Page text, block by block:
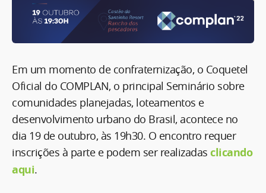
Em um momento de confraternização, o Coquetel
Oficial do COMPLAN, o principal Seminário sobre
comunidades planejadas, loteamentos e
desenvolvimento urbano do Brasil, acontece no
dia 19 de outubro, às 19h30. O encontro requer
inscrições à parte e podem ser realizadas clicando
aqui.